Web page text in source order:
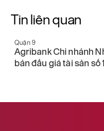
Tin liên quan
Quận 9
Agribank Chi nhánh
bán đấu giá tài sản số